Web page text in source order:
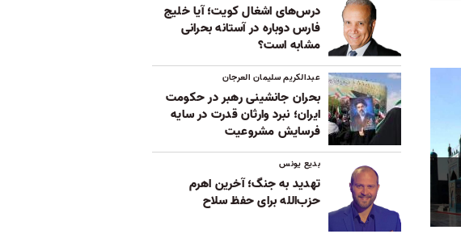
درس‌های اشغال کویت؛ آیا خلیج
فارس دوباره در آستانه بحرانی
مشابه است؟
عبدالکریم سلیمان العرجان
بحران جانشینی رهبر در حکومت
ایران؛ نبرد وارثان قدرت در سایه
فرسایش مشروعیت
بدیع یونس
تهدید به جنگ؛ آخرین اهرم
حزب‌الله برای حفظ سلاح